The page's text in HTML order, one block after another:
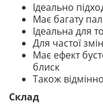
Ідеально
Має багату
Ідеальна для
Для частої
Має ефект
блиск
Також
Cклад